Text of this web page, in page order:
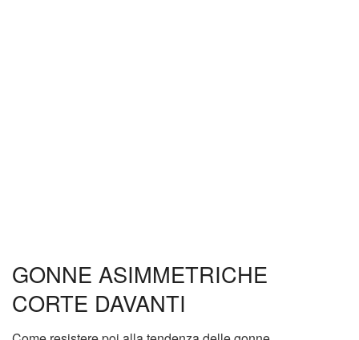
GONNE ASIMMETRICHE
CORTE DAVANTI